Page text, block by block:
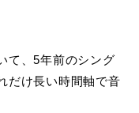
て、5年前のシング
だけ長い時間軸で音